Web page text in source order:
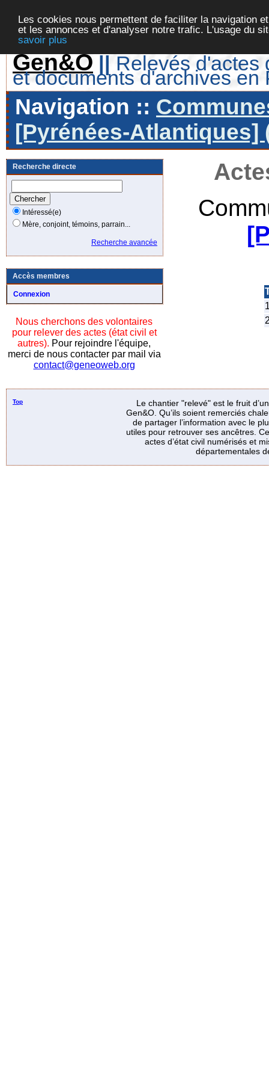
Les cookies nous permettent de faciliter la navigation
et les annonces et d'analyser notre trafic. L'usage du
savoir plus
Gen&O || Relevés d'actes
et documents d'archives en
Navigation ::
[Pyrénées-Atlantiques]
Recherche directe
Intéressé(e)
Mère, conjoint, témoins, parrain...
Recherche avancée
Accès membres
Connexion
Nous cherchons des volontaires
pour relever des actes (état civil et
autres). Pour rejoindre l'équipe,
merci de nous contacter par mail via
contact@geneoweb.org
Top
Le chantier "relevé" est le fruit
Gen&O. Qu’ils soient remerciés
de partager l’information avec le
utiles pour retrouver ses ancêtres.
actes d’état civil numérisés et
départementales